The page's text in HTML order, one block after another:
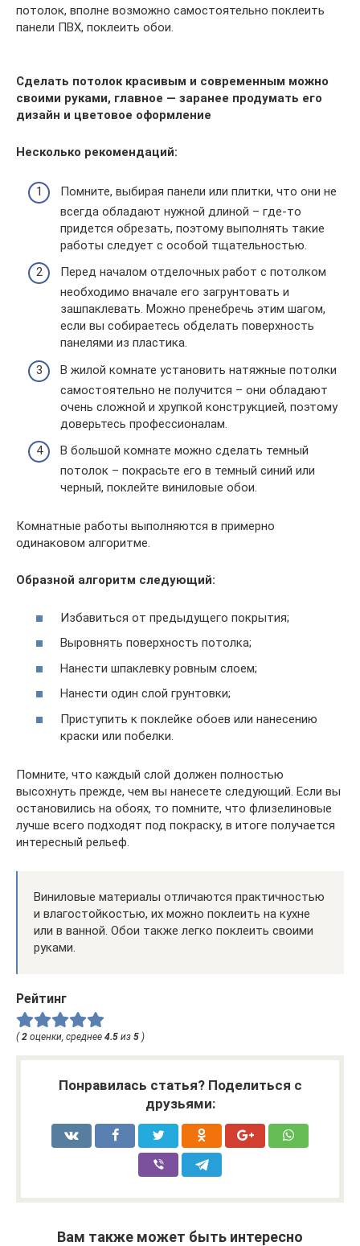
потолок, вполне возможно самостоятельно поклеить
панели ПВХ, поклеить обои.
Сделать потолок красивым и современным можно
своими руками, главное — заранее продумать его
дизайн и цветовое оформление
Несколько рекомендаций:
Помните, выбирая панели или плитки, что они не
всегда обладают нужной длиной – где-то
придется обрезать, поэтому выполнять такие
работы следует с особой тщательностью.
Перед началом отделочных работ с потолком
необходимо вначале его загрунтовать и
зашпаклевать. Можно пренебречь этим шагом,
если вы собираетесь обделать поверхность
панелями из пластика.
В жилой комнате установить натяжные потолки
самостоятельно не получится – они обладают
очень сложной и хрупкой конструкцией, поэтому
доверьтесь профессионалам.
В большой комнате можно сделать темный
потолок – покрасьте его в темный синий или
черный, поклейте виниловые обои.
Комнатные работы выполняются в примерно
одинаковом алгоритме.
Образной алгоритм следующий:
Избавиться от предыдущего покрытия;
Выровнять поверхность потолка;
Нанести шпаклевку ровным слоем;
Нанести один слой грунтовки;
Приступить к поклейке обоев или нанесению
краски или побелки.
Помните, что каждый слой должен полностью
высохнуть прежде, чем вы нанесете следующий. Если вы
остановились на обоях, то помните, что флизелиновые
лучше всего подходят под покраску, в итоге получается
интересный рельеф.
Виниловые материалы отличаются практичностью
и влагостойкостью, их можно поклеить на кухне
или в ванной. Обои также легко поклеить своими
руками.
Рейтинг
(2 оценки, среднее 4.5 из 5 )
Понравилась статья? Поделиться с
друзьями:
Вам также может быть интересно